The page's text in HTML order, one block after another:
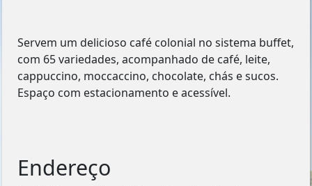
Servem um delicioso café colonial no sistema buffet,
com 65 variedades, acompanhado de café, leite,
cappuccino, moccaccino, chocolate, chás e sucos.
Espaço com estacionamento e acessível.
Endereço